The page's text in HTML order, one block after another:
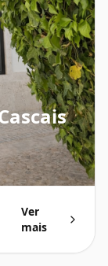
Ver
mais